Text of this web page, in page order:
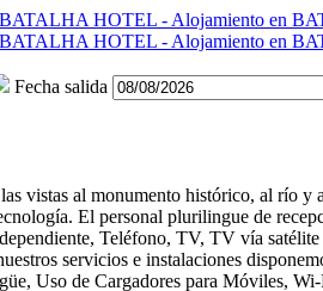
Fecha salida
vistas al monumento histórico, al río y
El personal plurilingue de
Teléfono, TV, TV vía
servicios e instalaciones
Uso de Cargadores para Móviles,